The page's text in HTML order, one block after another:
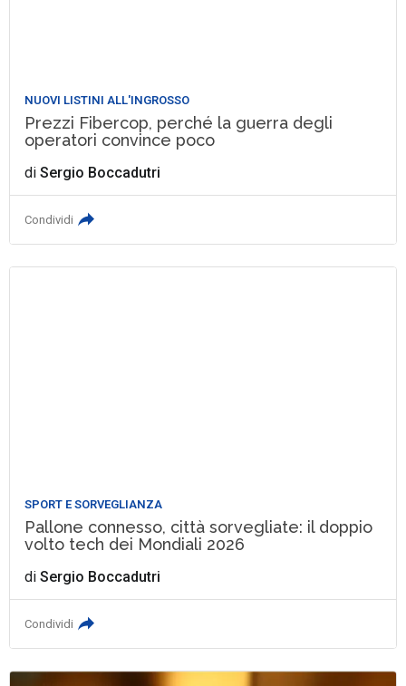
NUOVI LISTINI ALL'INGROSSO
Prezzi Fibercop, perché la guerra degli
operatori convince poco
diSergio Boccadutri
Condividi
SPORT E SORVEGLIANZA
Pallone connesso, città sorvegliate: il doppio
volto tech dei Mondiali 2026
diSergio Boccadutri
Condividi